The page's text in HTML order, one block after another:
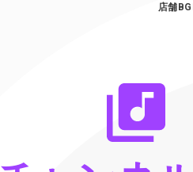
店舗